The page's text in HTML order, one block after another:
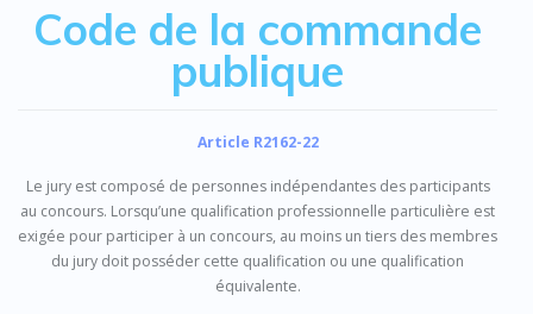
Code de la commande
publique
Article R2162-22
Le jury est composé de personnes indépendantes des participants
au concours. Lorsqu’une qualification professionnelle particulière est
exigée pour participer à un concours, au moins un tiers des membres
du jury doit posséder cette qualification ou une qualification
équivalente.